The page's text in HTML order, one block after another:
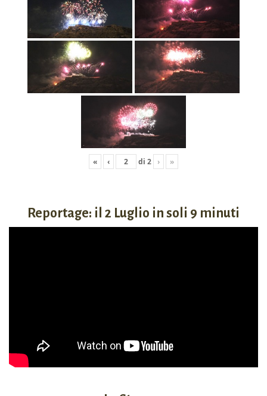
« ‹ di 2 › »
Reportage: il 2 Luglio in soli 9 minuti